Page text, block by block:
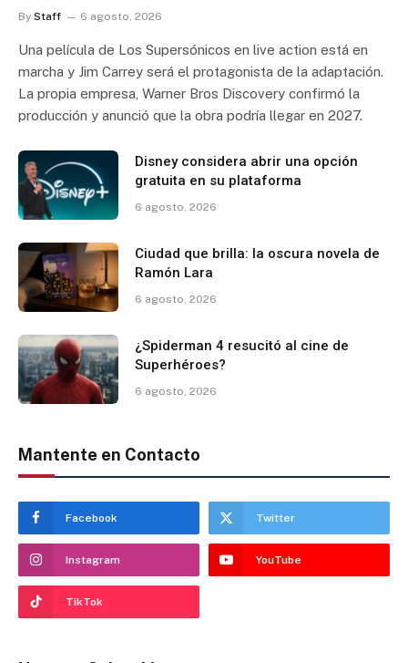
By Staff 6 agosto, 2026
Una película de Los Supersónicos en live action está en
marcha y Jim Carrey será el protagonista de la adaptación.
La propia empresa, Warner Bros Discovery confirmó la
producción y anunció que la obra podría llegar en 2027.
Disney considera abrir una opción
gratuita en su plataforma
6 agosto, 2026
Ciudad que brilla: la oscura novela de
Ramón Lara
6 agosto, 2026
¿Spiderman 4 resucitó al cine de
Superhéroes?
6 agosto, 2026
Mantente en Contacto
Facebook Twitter
Instagram YouTube
TikTok